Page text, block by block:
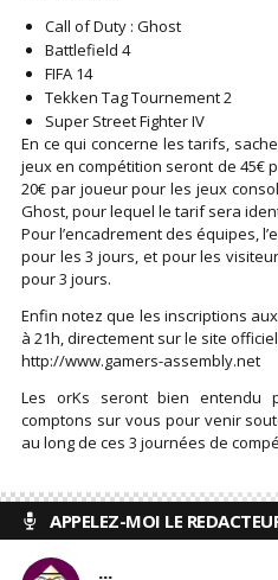
Call of Duty : Ghost
Battlefield 4
FIFA 14
Tekken Tag Tournement 2
Super Street Fighter IV
En ce qui concerne les tarifs,
jeux en compétition seront de 45€
20€ par joueur pour les jeux
Ghost, pour lequel le tarif sera
Pour l’encadrement des équipes,
pour les 3 jours, et pour les
pour 3 jours.
Enfin notez que les inscriptions
à 21h, directement sur le site
http://www.gamers-assembly.net
Les orKs seront bien entendu
comptons sur vous pour venir
au long de ces 3 journées de
APPELEZ-MOI LE
...